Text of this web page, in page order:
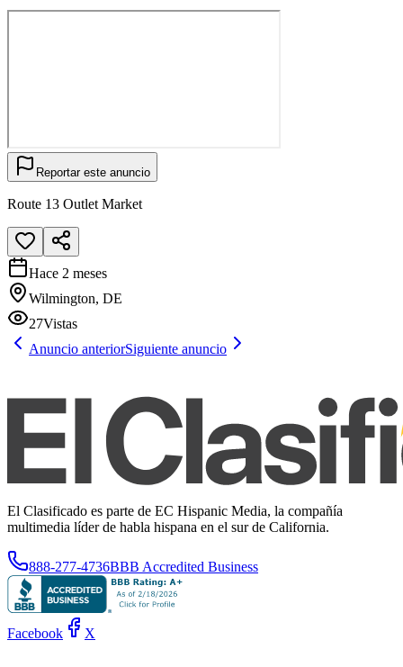
Reportar este anuncio
Route 13 Outlet Market
Hace 2 meses
Wilmington, DE
27Vistas
Anuncio anteriorSiguiente anuncio
El Clasificado es parte de EC Hispanic Media, la compañía
multimedia líder de habla hispana en el sur de California.
888-277-4736BBB Accredited Business
Facebook X